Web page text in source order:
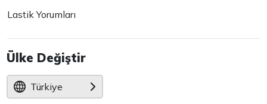
Lastik Yorumları
Ülke Değiştir
Türkiye